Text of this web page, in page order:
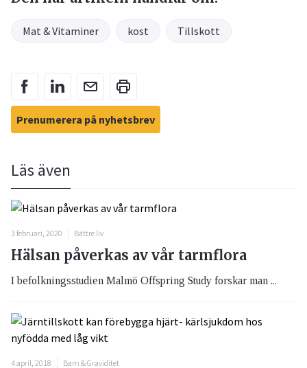
Mat & Vitaminer kost Tillskott
Prenumerera på nyhetsbrev
Läs även
3 februari, 2020 Bättre liv
Hälsan påverkas av vår tarmflora
I befolkningsstudien Malmö Offspring Study forskar man ...
4 april, 2018 Barn & Graviditet